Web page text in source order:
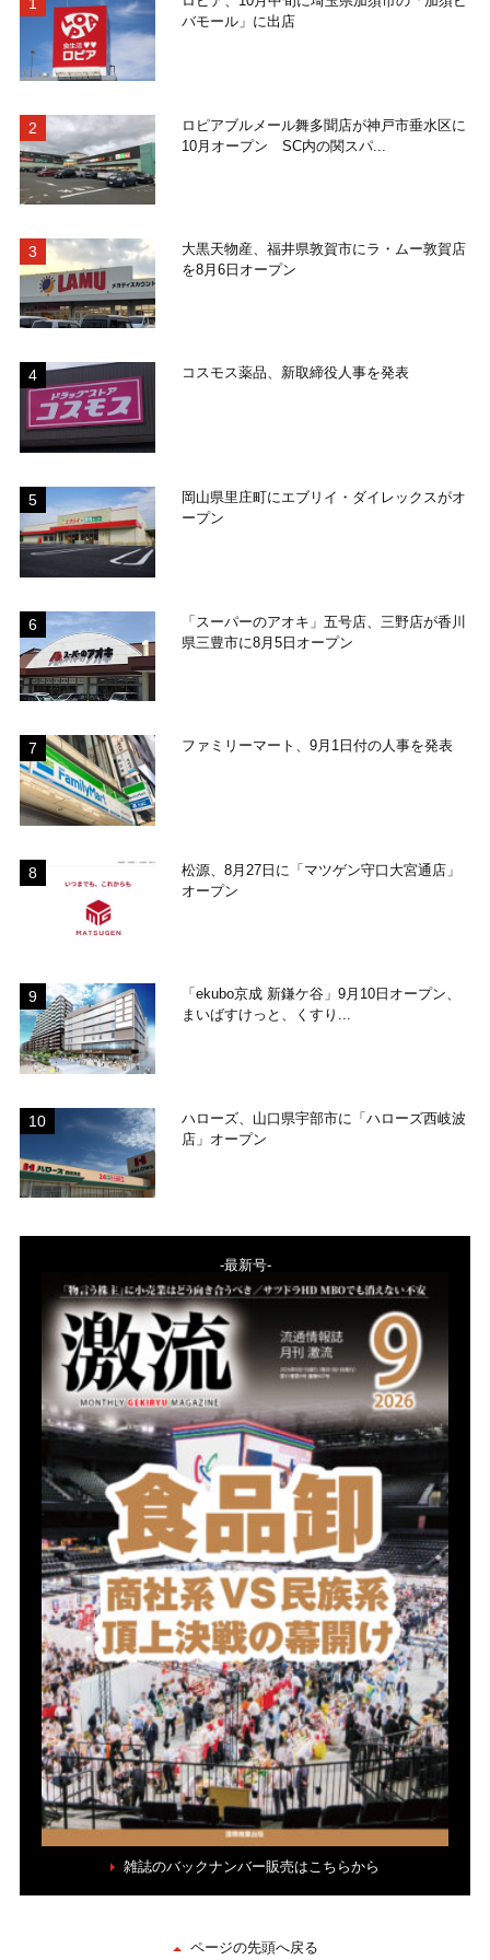
バモール」に出店
ロピアブルメール舞多聞店が神戸市垂水区に
10月オープン SC内の関スパ...
大黒天物産、福井県敦賀市にラ・ムー敦賀店
を8月6日オープン
コスモス薬品、新取締役人事を発表
岡山県里庄町にエブリイ・ダイレックスがオ
ープン
「スーパーのアオキ」五号店、三野店が香川
県三豊市に8月5日オープン
ファミリーマート、9月1日付の人事を発表
松源、8月27日に「マツゲン守口大宮通店」
オープン
「ekubo京成 新鎌ケ谷」9月10日オープン、
まいばすけっと、くすり...
ハローズ、山口県宇部市に「ハローズ西岐波
店」オープン
-最新号-
雑誌のバックナンバー販売はこちらから
ページの先頭へ戻る